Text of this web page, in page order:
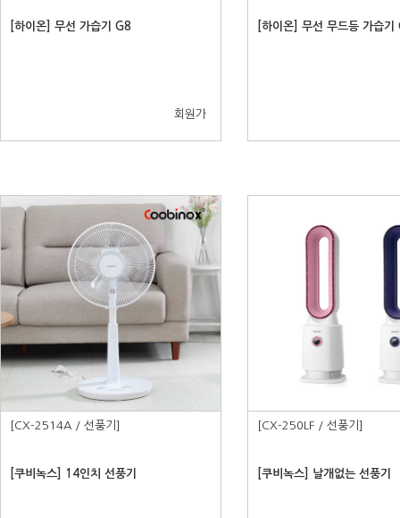
[하이온] 무선 가습기 G8
회원가
[하이온] 무선 무드등 가습기
[CX-2514A / 선풍기]
[쿠비녹스] 14인치 선풍기
[CX-250LF / 선풍기]
[쿠비녹스] 날개없는 선풍기